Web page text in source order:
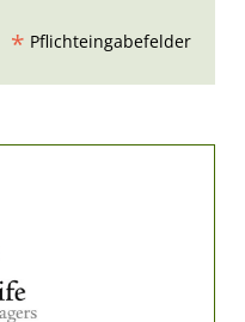
* Pflichteingabefelder